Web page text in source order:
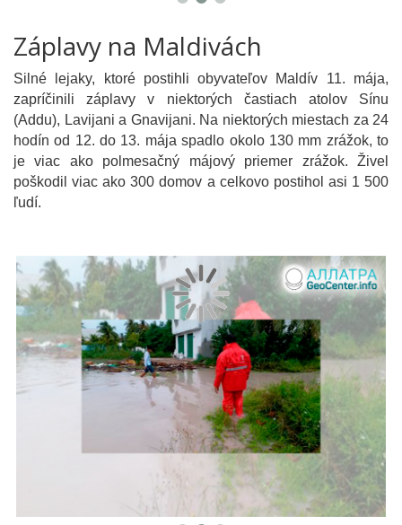
Záplavy na Maldivách
Silné lejaky, ktoré postihli obyvateľov Maldív 11. mája,
zapríčinili záplavy v niektorých častiach atolov Sínu
(Addu), Lavijani a Gnavijani. Na niektorých miestach za 24
hodín od 12. do 13. mája spadlo okolo 130 mm zrážok, to
je viac ako polmesačný májový priemer zrážok. Živel
poškodil viac ako 300 domov a celkovo postihol asi 1 500
ľudí.